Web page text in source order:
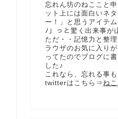
忘れん坊のねここと
ット上には面白いネ
ー！」と思うアイテ
ﾉ」っと驚く出来事が
ただ・・記憶力と整
ラウザのお気に入り
ってたのでブログに
した♪
これなら、忘れる事
twitterはこちら⇒ね